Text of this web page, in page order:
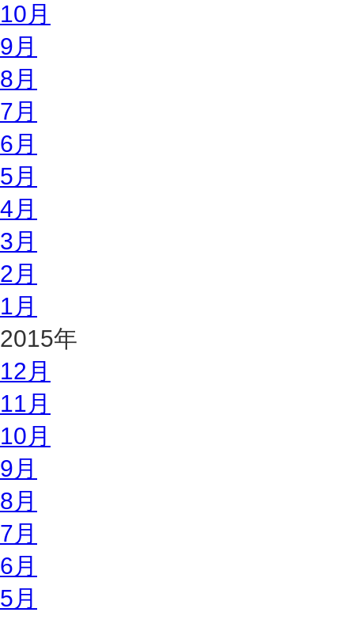
10月
9月
8月
7月
6月
5月
4月
3月
2月
1月
2015年
12月
11月
10月
9月
8月
7月
6月
5月